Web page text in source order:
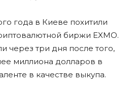
года в Киеве похитили
биржи EXMO.
через три дня после того,
миллиона долларов в
в качестве выкупа.